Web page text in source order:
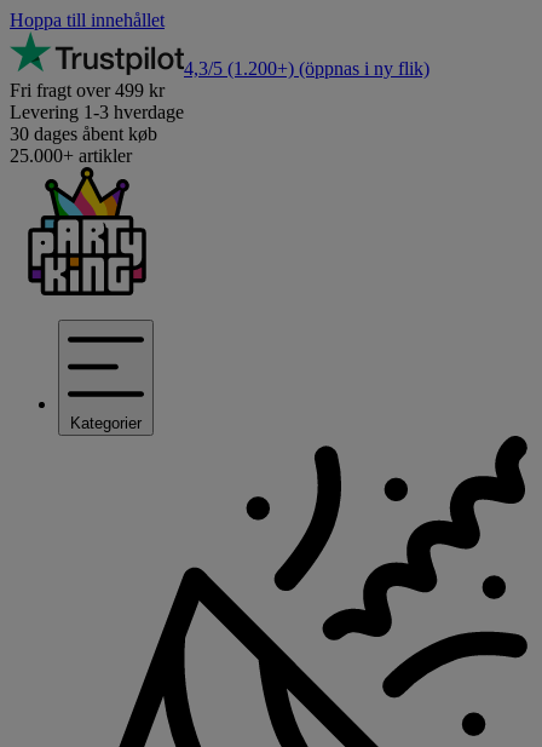
Hoppa till innehållet
4,3/5 (1.200+) (öppnas i ny flik)
Fri fragt over 499 kr
Levering 1-3 hverdage
30 dages åbent køb
25.000+ artikler
Kategorier